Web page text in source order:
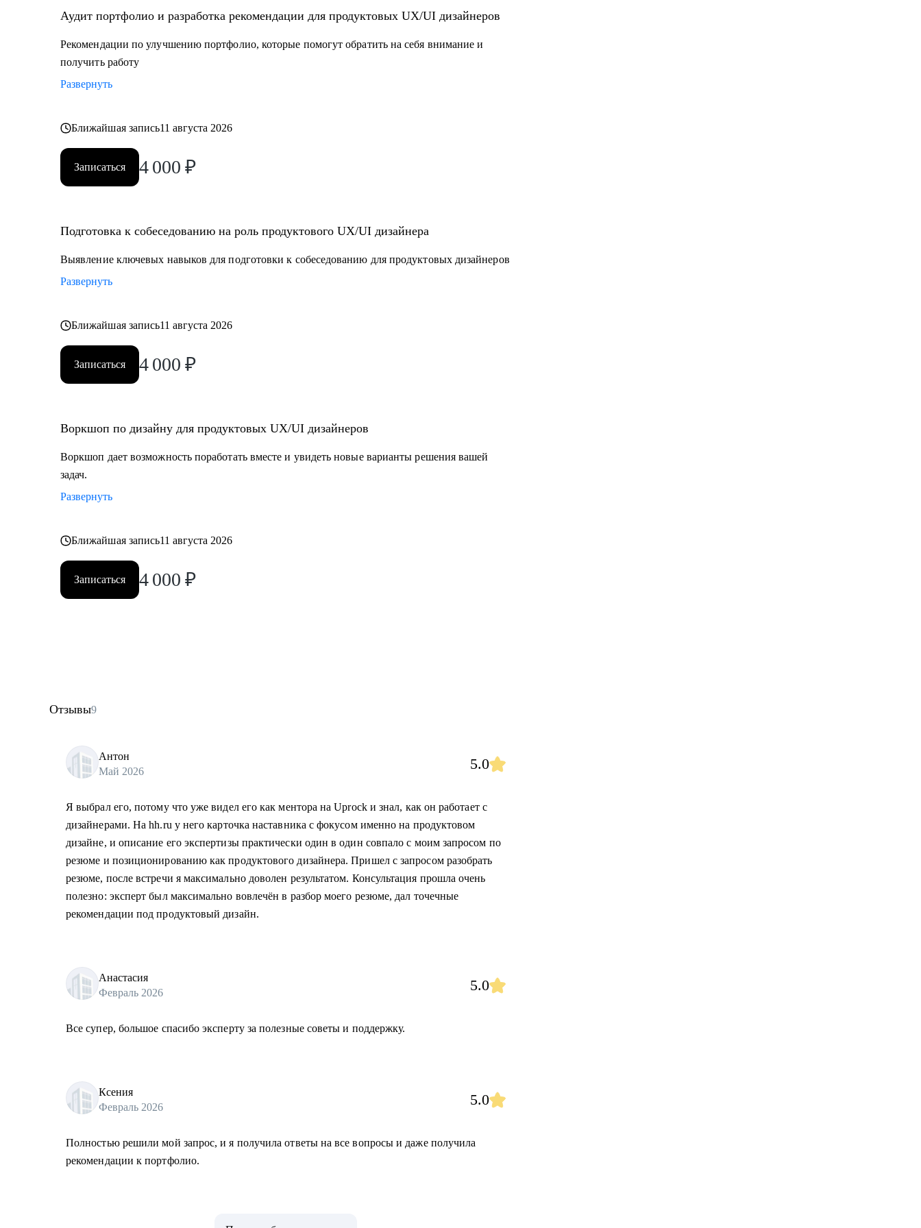
Аудит портфолио и разработка рекомендации для продуктовых UX/UI дизайнеров
Рекомендации по улучшению портфолио, которые помогут обратить на себя внимание и
получить работу
Развернуть
Ближайшая запись11 августа 2026
Записаться 4 000 ₽
Подготовка к собеседованию на роль продуктового UX/UI дизайнера
Выявление ключевых навыков для подготовки к собеседованию для продуктовых дизайнеров
Развернуть
Ближайшая запись11 августа 2026
Записаться 4 000 ₽
Воркшоп по дизайну для продуктовых UX/UI дизайнеров
Воркшоп дает возможность поработать вместе и увидеть новые варианты решения вашей
задач.
Развернуть
Ближайшая запись11 августа 2026
Записаться 4 000 ₽
Отзывы9
Антон
Май 2026
5.0
Я выбрал его, потому что уже видел его как ментора на Uprock и знал, как он работает с
дизайнерами. На hh.ru у него карточка наставника с фокусом именно на продуктовом
дизайне, и описание его экспертизы практически один в один совпало с моим запросом по
резюме и позиционированию как продуктового дизайнера. Пришел с запросом разобрать
резюме, после встречи я максимально доволен результатом. Консультация прошла очень
полезно: эксперт был максимально вовлечён в разбор моего резюме, дал точечные
рекомендации под продуктовый дизайн.
Анастасия
Февраль 2026
5.0
Все супер, большое спасибо эксперту за полезные советы и поддержку.
Ксения
Февраль 2026
5.0
Полностью решили мой запрос, и я получила ответы на все вопросы и даже получила
рекомендации к портфолио.